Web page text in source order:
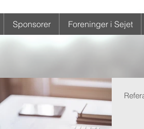
Sponsorer Foreninger i Sejet